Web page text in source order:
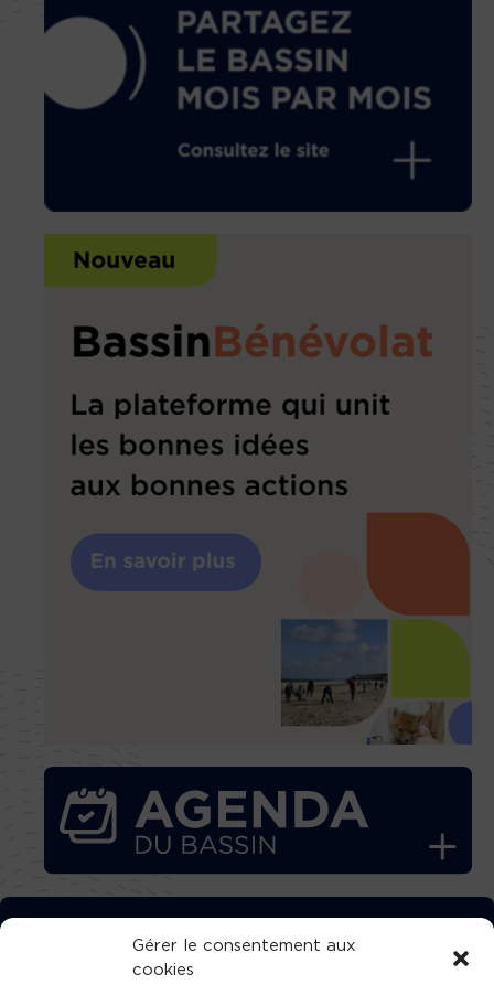
Gérer le consentement aux
cookies
TÉLÉCHARGEZ GRATUITEMENT
L’APPLICATION TVBA !